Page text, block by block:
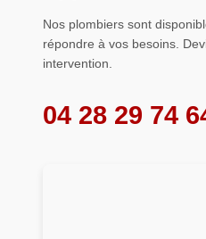
Nos plombiers sont
répondre à vos besoins.
intervention.
04 28 29 74